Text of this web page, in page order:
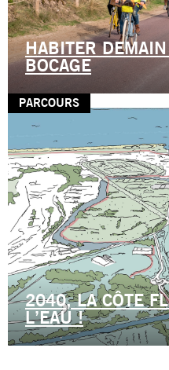
HABITER
BOCAGE
PARCOURS
2040, LA CÔTE
L’EAU !